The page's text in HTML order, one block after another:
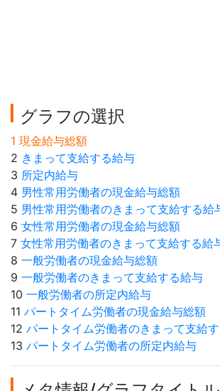
グラフの選択
1 現金給与総額
2 きまって支給する給与
3 所定内給与
4 男性常用労働者の現金給与総額
5 男性常用労働者のきまって支給する給
6 女性常用労働者の現金給与総額
7 女性常用労働者のきまって支給する給
8 一般労働者の現金給与総額
9 一般労働者のきまって支給する給与
10 一般労働者の所定内給与
11 パートタイム労働者の現金給与総額
12 パートタイム労働者のきまって支給
13 パートタイム労働者の所定内給与